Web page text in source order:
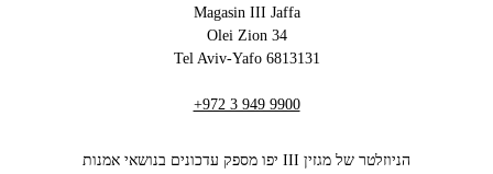
Magasin III Jaffa
34 Olei Zion
6813131 Tel Aviv-Yafo
+972 3 949 9900
הניוזלטר של מגזין III יפו מספק עדכונים בנושאי אמנות